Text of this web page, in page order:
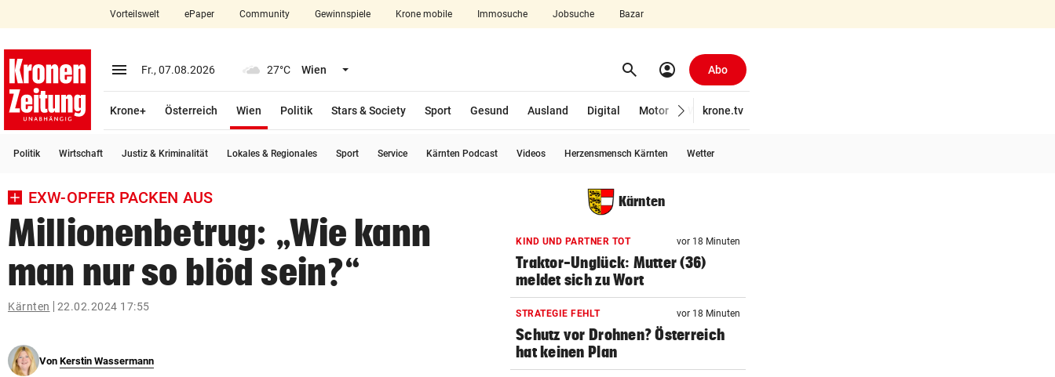
closeSchließen
account_circle Anmelden
arrow_right
bookmark
search
Suchbegriff
eingeben
© Krone Multimedia GmbH & Co KG 2026
Vorteilswelt ePaper Community Gewinnspiele Krone mobile Immosuche Jobsuche Bazar
menu Menü aufklappen
Fr., 07.08.2026 27°C Wien Menü aufklappen search Suchen
account_circle Abo
Krone+ Österreich Wien
Politik
Stars & Society Sport Gesund Ausland Digital Motor Wirtschaft
krone.tv
Politik Wirtschaft Justiz & Kriminalität Lokales & Regionales Sport Service Kärnten Podcast Videos Herzensmensch Kärnten Wetter
EXW-OPFER PACKEN AUS
Millionenbetrug: „Wie kann
man nur so blöd sein?“
Kärnten 22.02.2024 17:55
Von Kerstin Wassermann
Kärnten
KIND UND PARTNER TOT vor 18 Minuten
Traktor-Unglück: Mutter (36)
meldet sich zu Wort
STRATEGIE FEHLT vor 18 Minuten
Schutz vor Drohnen? Österreich
hat keinen Plan